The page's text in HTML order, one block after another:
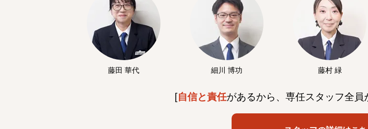
藤田 華代 細川 博功 藤村 緑
[自信と責任があるから、専任スタッフ全員